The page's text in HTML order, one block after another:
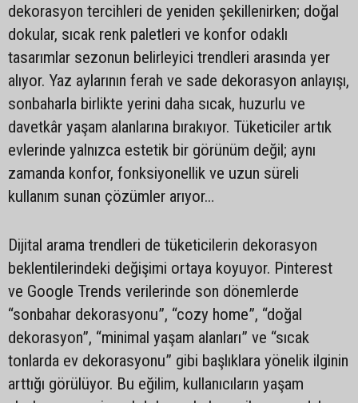
dekorasyon tercihleri de yeniden şekillenirken; doğal
dokular, sıcak renk paletleri ve konfor odaklı
tasarımlar sezonun belirleyici trendleri arasında yer
alıyor. Yaz aylarının ferah ve sade dekorasyon anlayışı,
sonbaharla birlikte yerini daha sıcak, huzurlu ve
davetkâr yaşam alanlarına bırakıyor. Tüketiciler artık
evlerinde yalnızca estetik bir görünüm değil; aynı
zamanda konfor, fonksiyonellik ve uzun süreli
kullanım sunan çözümler arıyor…
Dijital arama trendleri de tüketicilerin dekorasyon
beklentilerindeki değişimi ortaya koyuyor. Pinterest
ve Google Trends verilerinde son dönemlerde
“sonbahar dekorasyonu”, “cozy home”, “doğal
dekorasyon”, “minimal yaşam alanları” ve “sıcak
tonlarda ev dekorasyonu” gibi başlıklara yönelik ilginin
arttığı görülüyor. Bu eğilim, kullanıcıların yaşam